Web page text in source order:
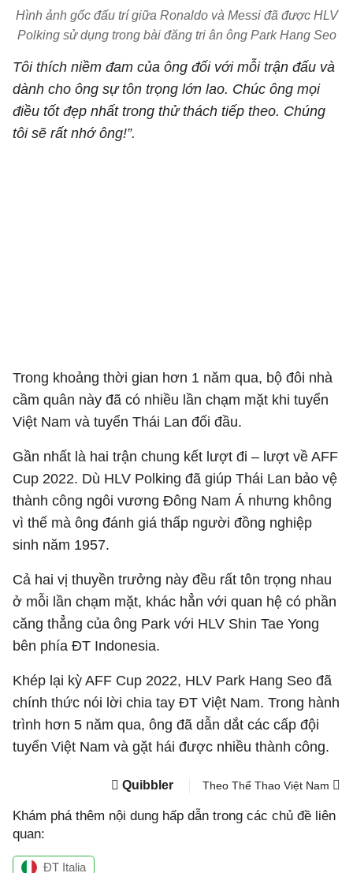
Hình ảnh gốc đấu trí giữa Ronaldo và Messi đã được HLV
Polking sử dụng trong bài đăng tri ân ông Park Hang Seo
Tôi thích niềm đam của ông đối với mỗi trận đấu và
dành cho ông sự tôn trọng lớn lao. Chúc ông mọi
điều tốt đẹp nhất trong thử thách tiếp theo. Chúng
tôi sẽ rất nhớ ông!”.
Trong khoảng thời gian hơn 1 năm qua, bộ đôi nhà
cầm quân này đã có nhiều lần chạm mặt khi tuyển
Việt Nam và tuyển Thái Lan đối đầu.
Gần nhất là hai trận chung kết lượt đi – lượt về AFF
Cup 2022. Dù HLV Polking đã giúp Thái Lan bảo vệ
thành công ngôi vương Đông Nam Á nhưng không
vì thế mà ông đánh giá thấp người đồng nghiệp
sinh năm 1957.
Cả hai vị thuyền trưởng này đều rất tôn trọng nhau
ở mỗi lần chạm mặt, khác hẳn với quan hệ có phần
căng thẳng của ông Park với HLV Shin Tae Yong
bên phía ĐT Indonesia.
Khép lại kỳ AFF Cup 2022, HLV Park Hang Seo đã
chính thức nói lời chia tay ĐT Việt Nam. Trong hành
trình hơn 5 năm qua, ông đã dẫn dắt các cấp đội
tuyển Việt Nam và gặt hái được nhiều thành công.
Quibbler Theo Thể Thao Việt Nam
Khám phá thêm nội dung hấp dẫn trong các chủ đề liên
quan:
ĐT Italia